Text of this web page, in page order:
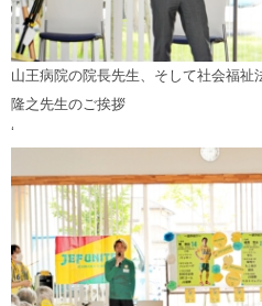
山王病院の院長先生、そして社会福
隆之先生のご挨拶
‘